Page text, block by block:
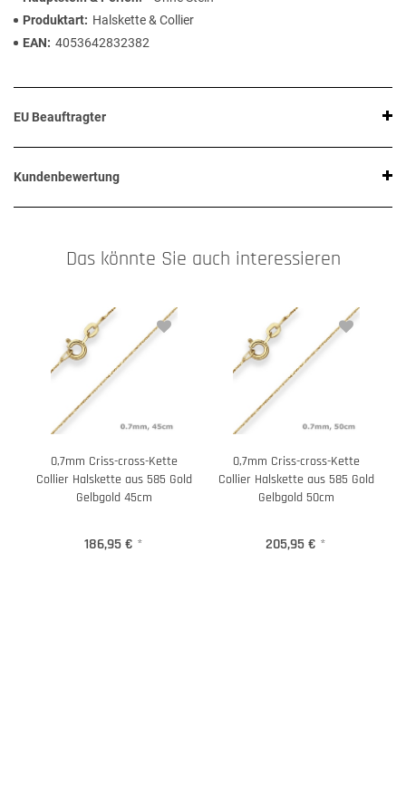
Produktart
Halskette & Collier
EAN
4053642832382
EU Beauftragter
Kundenbewertung
Das könnte Sie auch interessieren
0,7mm Criss-cross-Kette
Collier Halskette aus 585 Gold
Gelbgold 45cm
186,95 € *
0,7mm Criss-cross-Kette
Collier Halskette aus 585 Gold
Gelbgold 50cm
205,95 € *